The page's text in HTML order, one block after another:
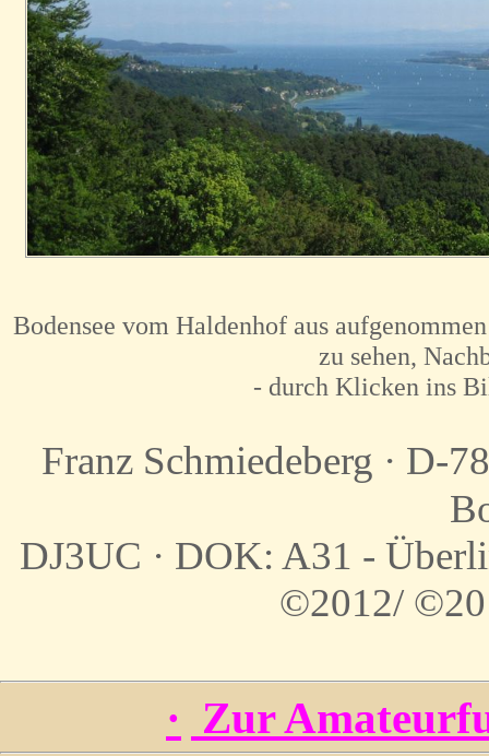
Bodensee vom Haldenhof aus
zu sehen,
- durch Klicken ins
Franz Schmiedeberg · D-
DJ3UC · DOK: A31 -
©2012/
· Zur